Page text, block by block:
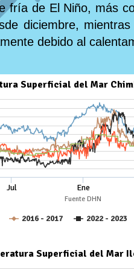
fría de El Niño, más
diciembre,
debido al